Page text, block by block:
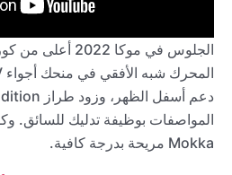
الجلوس في موكا
Mokka مريحة بدرجة كافية.